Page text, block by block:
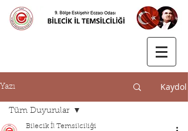
Yazı Kaydol
Tüm Duyurular
Bilecik İl Temsilciliği